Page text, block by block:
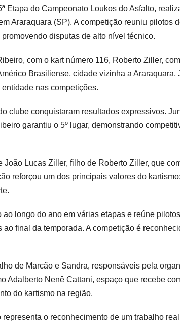
Etapa do Campeonato Loukos do Asfalto,
Araraquara (SP). A competição reuniu pilotos
disputas de alto nível técnico.
com o kart número 116, Roberto Ziller,
Brasiliense, cidade vizinha a
nas competições.
clube conquistaram resultados expressivos.
garantiu o 5º lugar, demonstrando
Lucas Ziller, filho de Roberto Ziller, que
reforçou um dos principais valores do
longo do ano em várias etapas e reúne
final da temporada. A competição é
de Marcão e Sandra, responsáveis pela
Adalberto Nenê Cattani, espaço que recebe
do kartismo na região.
o reconhecimento de um trabalho